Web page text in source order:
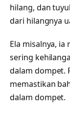
hilang, dan
dari hilangnya
Ela misalnya,
sering
dalam dompet.
memastikan
dalam dompet.